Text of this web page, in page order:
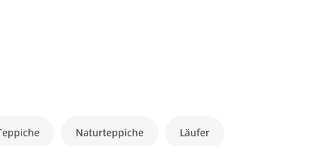
Naturteppiche Läufer